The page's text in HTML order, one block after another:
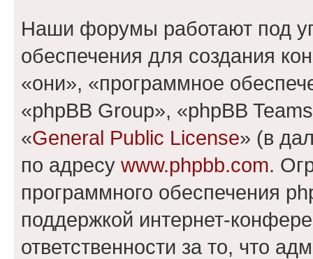
Наши форумы работают под
обеспечения для создания
«они», «программное
«phpBB Group», «phpBB
«General Public License» (в
по адресу www.phpbb.com.
программного обеспечения
поддержкой интернет-
ответственности за то, что